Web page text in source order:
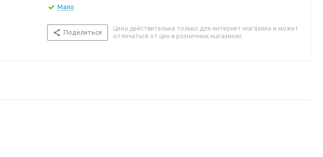
Мало
Поделиться
Цена действительна только для интернет-магазина и может
отличаться от цен в розничных магазинах